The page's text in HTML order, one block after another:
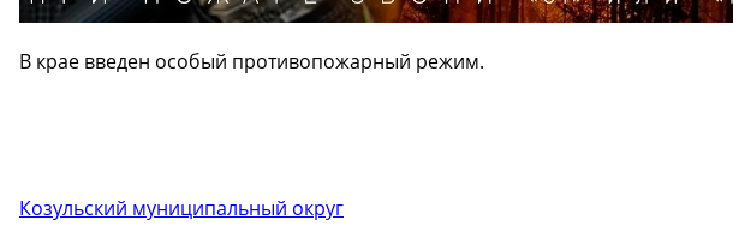
В крае введен особый противопожарный режим.
Козульский муниципальный округ